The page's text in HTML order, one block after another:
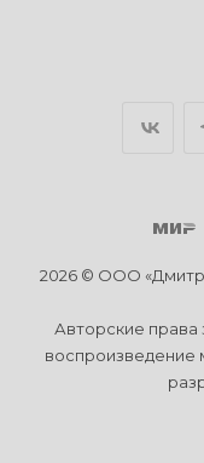
2026 © ООО
Авторские
воспроизведение